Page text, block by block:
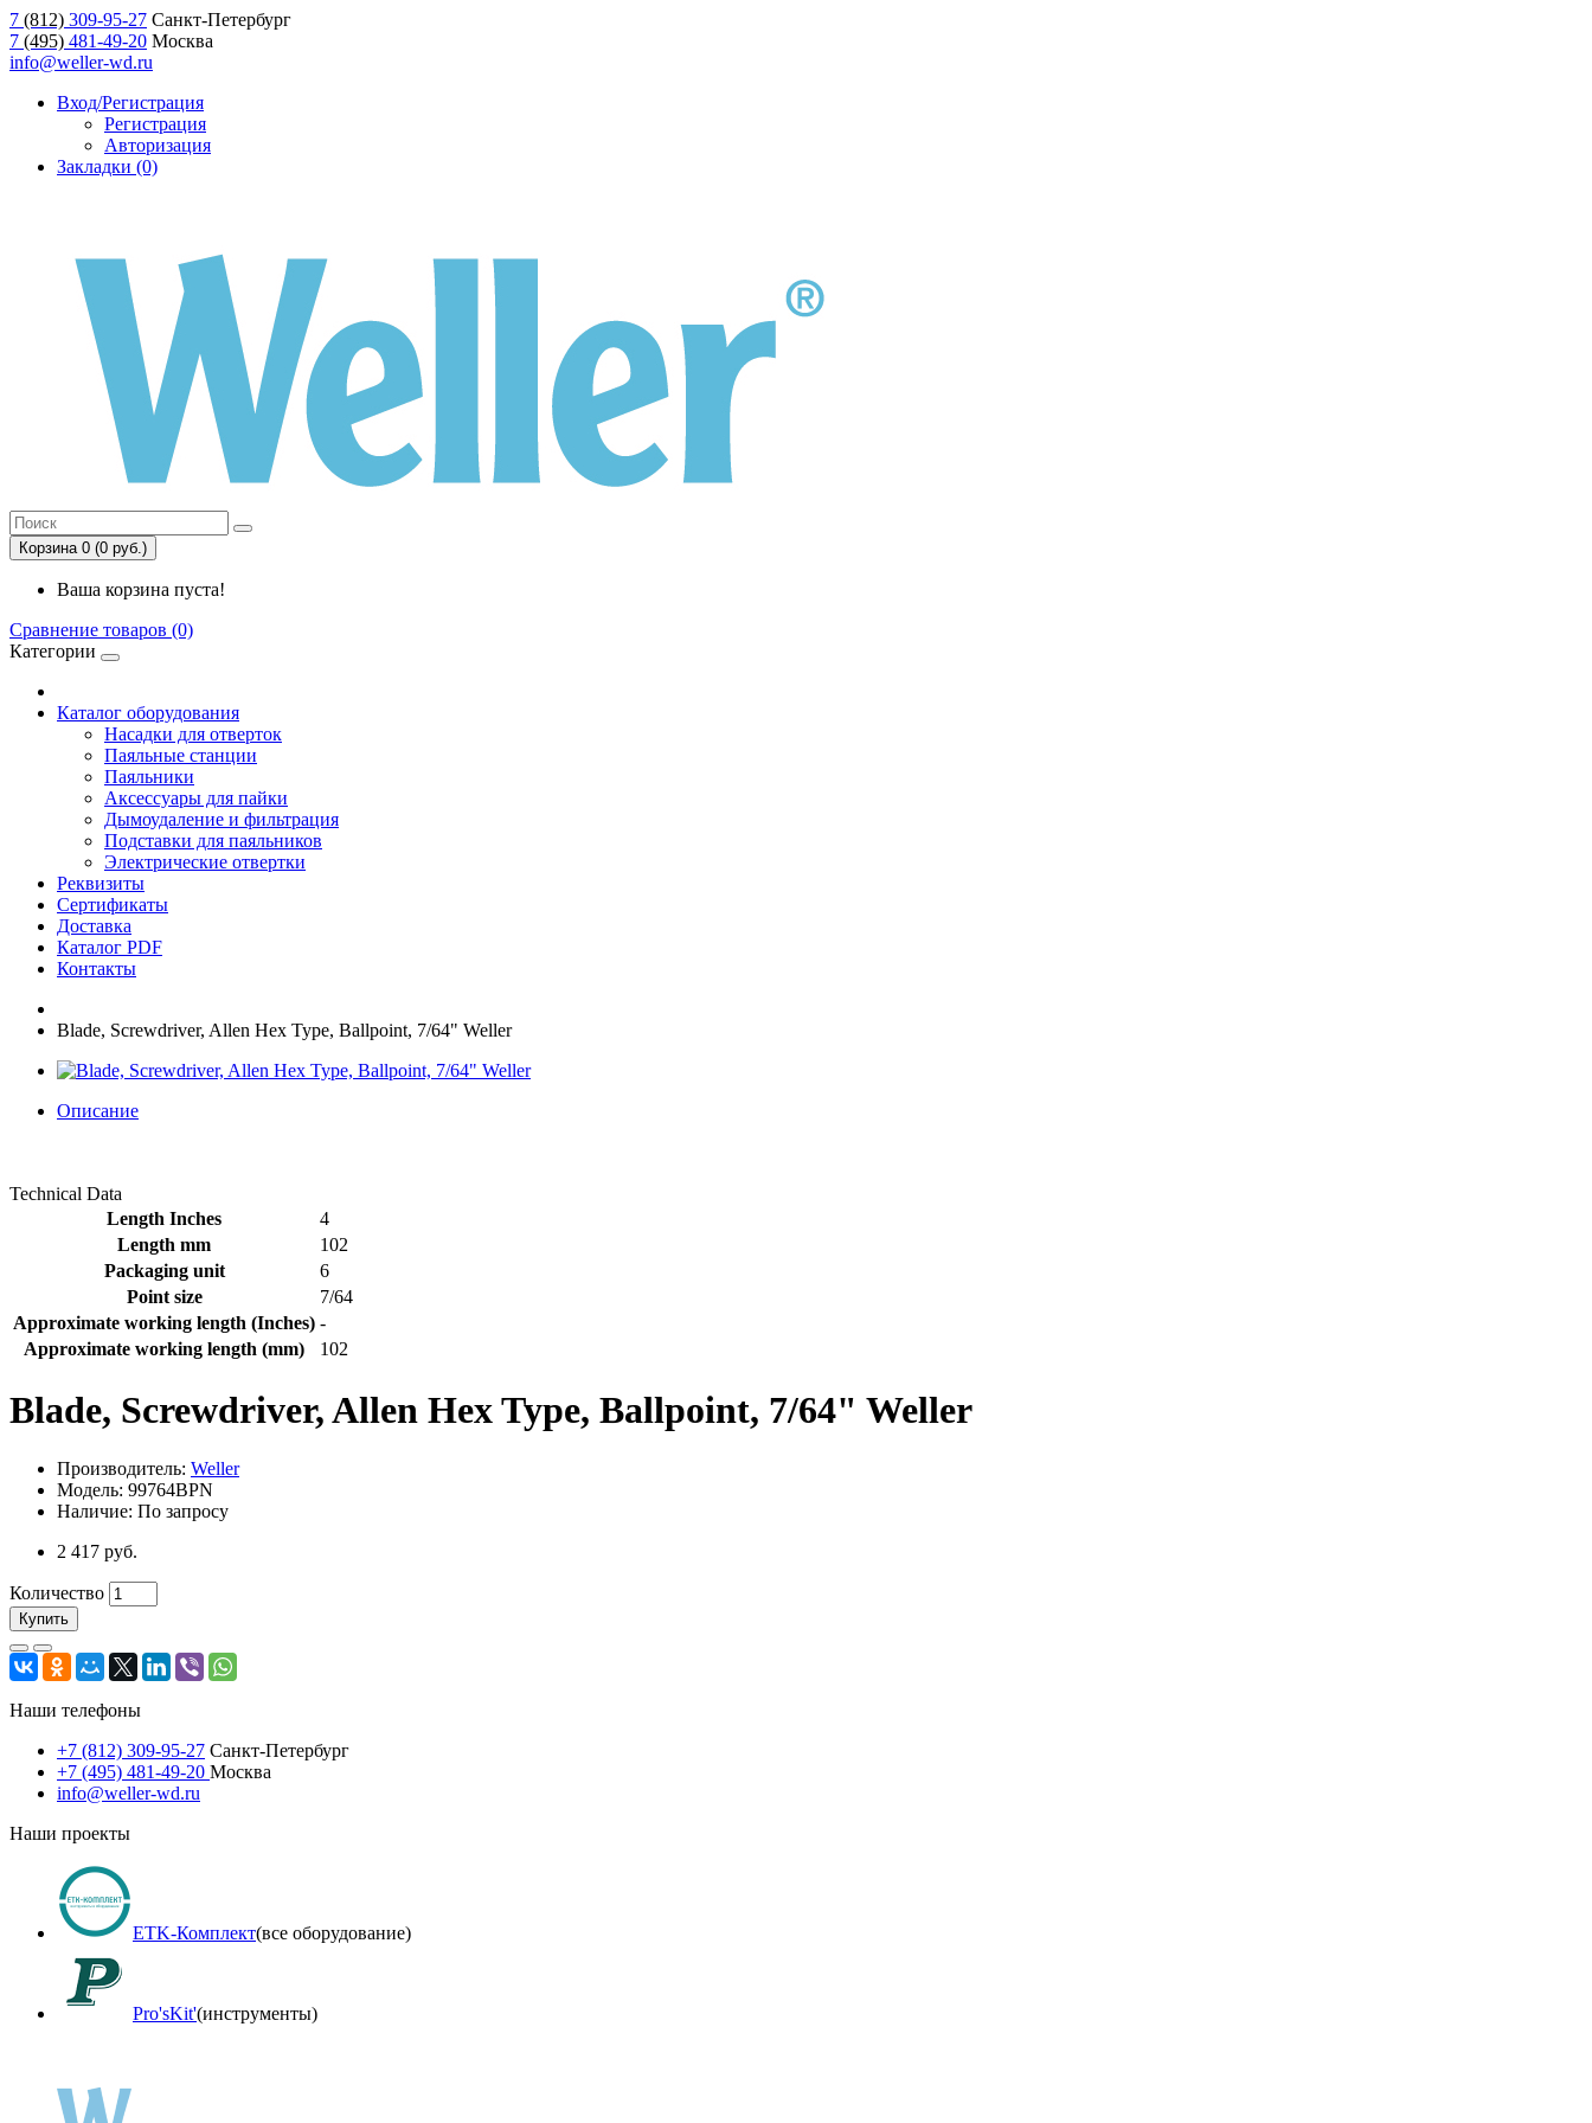
7 (812) 309-95-27 Санкт-Петербург
7 (495) 481-49-20 Москва
info@weller-wd.ru
Вход/Регистрация
Регистрация
Авторизация
Закладки (0)
Корзина 0 (0 руб.)
Ваша корзина пуста!
Сравнение товаров (0)
Категории
Каталог оборудования
Насадки для отверток
Паяльные станции
Паяльники
Аксессуары для пайки
Дымоудаление и фильтрация
Подставки для паяльников
Электрические отвертки
Реквизиты
Сертификаты
Доставка
Каталог PDF
Контакты
Blade, Screwdriver, Allen Hex Type, Ballpoint, 7/64" Weller
Описание
Technical Data
Length Inches
4
Length mm
102
Packaging unit
6
Point size
7/64
Approximate working length (Inches) -
Approximate working length (mm)
102
Blade, Screwdriver, Allen Hex Type, Ballpoint, 7/64" Weller
Производитель: Weller
Модель: 99764BPN
Наличие: По запросу
2 417 руб.
Количество
Купить
Наши телефоны
+7 (812) 309-95-27 Санкт-Петербург
+7 (495) 481-49-20 Москва
info@weller-wd.ru
Наши проекты
ETK-Комплект(все оборудование)
Pro'sKit'(инструменты)